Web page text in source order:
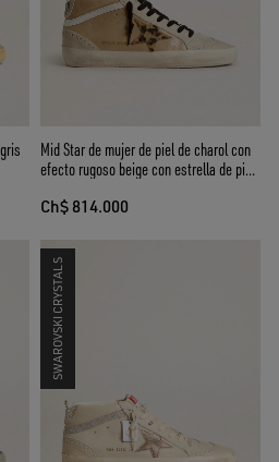
Mid Star de mujer de piel de charol con
efecto rugoso beige con estrella de piel
Ch$ 814.000
SWAROVSKI CRYSTALS